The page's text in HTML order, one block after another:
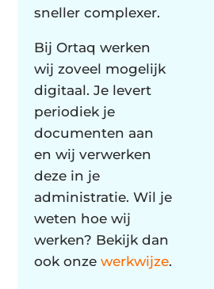
sneller complexer.
Bij Ortaq werken
wij zoveel mogelijk
digitaal. Je levert
periodiek je
documenten aan
en wij verwerken
deze in je
administratie. Wil je
weten hoe wij
werken? Bekijk dan
ook onze werkwijze.